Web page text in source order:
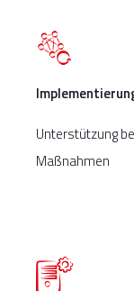
Unterstützung
Maßnahmen